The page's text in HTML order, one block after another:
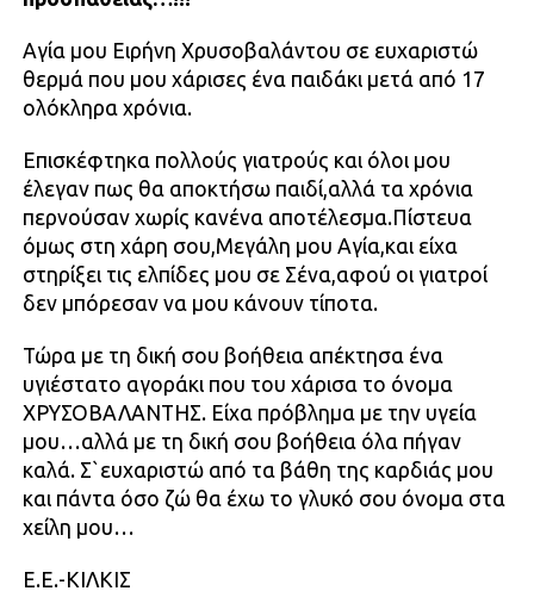
Αγία μου Ειρήνη Χρυσοβαλάντου σε ευχαριστώ
θερμά που μου χάρισες ένα παιδάκι μετά από 17
ολόκληρα χρόνια.
Επισκέφτηκα πολλούς γιατρούς και όλοι μου
έλεγαν πως θα αποκτήσω παιδί,αλλά τα χρόνια
περνούσαν χωρίς κανένα αποτέλεσμα.Πίστευα
όμως στη χάρη σου,Μεγάλη μου Αγία,και είχα
στηρίξει τις ελπίδες μου σε Σένα,αφού οι γιατροί
δεν μπόρεσαν να μου κάνουν τίποτα.
Τώρα με τη δική σου βοήθεια απέκτησα ένα
υγιέστατο αγοράκι που του χάρισα το όνομα
ΧΡΥΣΟΒΑΛΑΝΤΗΣ. Είχα πρόβλημα με την υγεία
μου…αλλά με τη δική σου βοήθεια όλα πήγαν
καλά. Σ`ευχαριστώ από τα βάθη της καρδιάς μου
και πάντα όσο ζώ θα έχω το γλυκό σου όνομα στα
χείλη μου…
Ε.Ε.-ΚΙΛΚΙΣ